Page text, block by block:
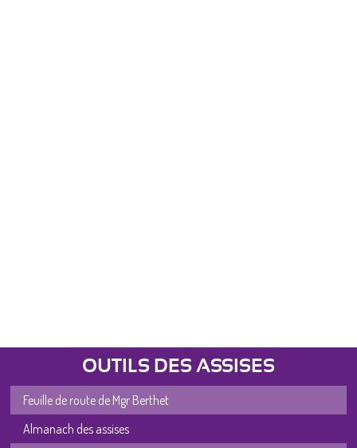
OUTILS DES ASSISES
Feuille de route de Mgr Berthet
Almanach des assises